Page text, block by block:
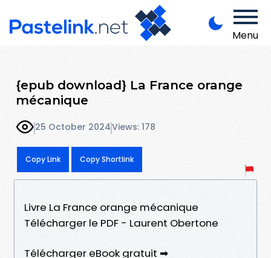
Menu
{epub download} La France orange
mécanique
25 October 2024Views: 178
Copy Link Copy Shortlink
Livre La France orange mécanique
Télécharger le PDF - Laurent Obertone
Télécharger eBook gratuit ➡